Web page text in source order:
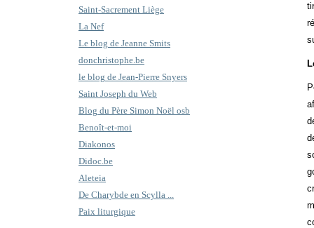
Saint-Sacrement Liège
La Nef
Le blog de Jeanne Smits
donchristophe.be
le blog de Jean-Pierre Snyers
Saint Joseph du Web
Blog du Père Simon Noël osb
Benoît-et-moi
Diakonos
Didoc.be
Aleteia
De Charybde en Scylla ...
Paix liturgique